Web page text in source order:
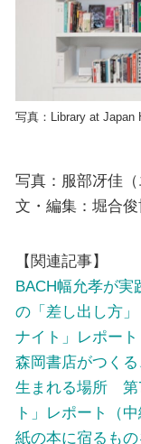
写真：Library at Japan
写真：服部冴佳
文・編集：堀合俊
【関連記事】
BACH幅允孝が実
の「差し出し方
ナイト」レポート
森岡書店がつく
生まれる場所 第
ト」レポート（中
紙の本に宿るも